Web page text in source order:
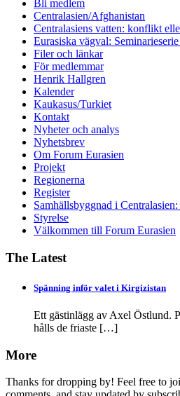
Bli medlem
Centralasien/Afghanistan
Centralasiens vatten: konflikt
Eurasiska vägval:
Filer och länkar
För medlemmar
Henrik Hallgren
Kalender
Kaukasus/Turkiet
Kontakt
Nyheter och analys
Nyhetsbrev
Om Forum Eurasien
Projekt
Regionerna
Register
Samhällsbyggnad i
Styrelse
Välkommen till Forum Eurasien
The Latest
Spänning inför valet i Kirgizistan
Ett gästinlägg av Axel Östlund.
hålls de friaste […]
More
Thanks for dropping by! Feel free to